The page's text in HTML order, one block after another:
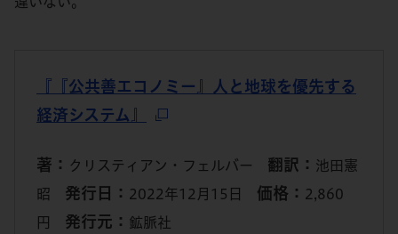
『『公共善エコノミー』人と地球を優先する
経済システム』
著： クリスティアン・フェルバー 翻訳： 池田憲
昭 発行日： 2022年12月15日 価格：
2,860
円 発行元： 鉱脈社